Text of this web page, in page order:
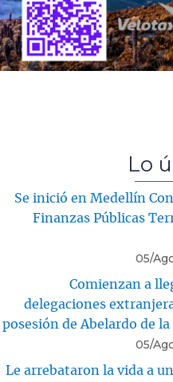
Lo
Se inició en Medellín
Finanzas Públicas
05/
Comienzan a
delegaciones
posesión de Abelardo de la
05/
Le arrebataron la vida a